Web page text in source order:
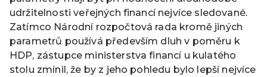
udržitelnosti veřejných financí nejvíce sledované.
Zatímco Národní rozpočtová rada kromě jiných
parametrů používá především dluh v poměru k
HDP, zástupce ministerstva financí u kulatého
stolu zmínil, že by z jeho pohledu bylo lepší nejvíce